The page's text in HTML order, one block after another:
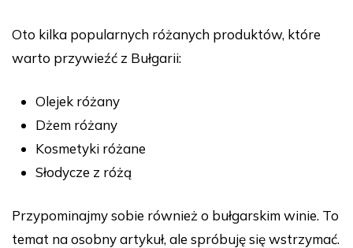
Oto kilka popularnych różanych produktów, które
warto przywieźć z Bułgarii:
Olejek różany
Dżem różany
Kosmetyki różane
Słodycze z różą
Przypominajmy sobie również o bułgarskim winie. To
temat na osobny artykuł, ale spróbuję się wstrzymać.